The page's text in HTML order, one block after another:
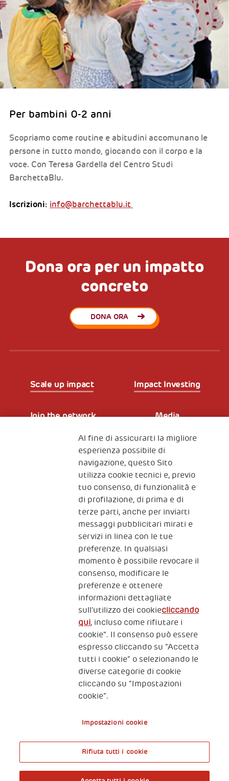
Per bambini 0-2 anni
Scopriamo come routine e abitudini accomunano le
persone in tutto mondo, giocando con il corpo e la
voce. Con Teresa Gardella del Centro Studi
BarchettaBlu.
Iscrizioni: info@barchettablu.it
Dona ora per un impatto
concreto
DONA ORA
Scale up impact Impact Investing
Join the network Media
Iscriviti alla newsletter
Fondazione
The Human Safety Net
CONTATTACI
2, Piazza Duca degli Abruzzi 34132
Trieste Italy
Fiscal code (Italy) 90017740326
VAT code 01372940328
Privacy & GDPR Policy cookies
A World of Potential
Al fine di assicurarti la migliore
esperienza possibile di
navigazione, questo Sito
utilizza cookie tecnici e, previo
tuo consenso, di funzionalità e
di profilazione, di prima e di
terze parti, anche per inviarti
messaggi pubblicitari mirati e
servizi in linea con le tue
preferenze. In qualsiasi
momento è possibile revocare il
consenso, modificare le
preferenze e ottenere
informazioni dettagliate
sull’utilizzo dei cookiecliccando
qui, incluso come rifiutare i
cookie". Il consenso può essere
espresso cliccando su “Accetta
tutti i cookie” o selezionando le
diverse categorie di cookie
cliccando su “Impostazioni
cookie”.
Impostazioni cookie
Rifiuta tutti i cookie